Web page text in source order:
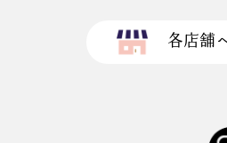
各店舗